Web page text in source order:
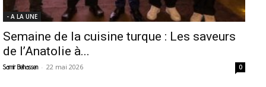
- A LA UNE
Semaine de la cuisine turque : Les saveurs
de l’Anatolie à...
Samir Belhassen - 22 mai 2026 0